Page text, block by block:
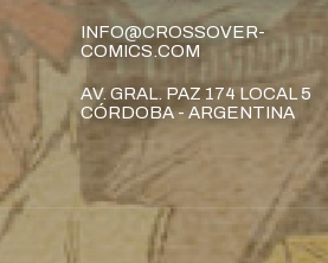
INFO@CROSSOVER-
COMICS.COM
AV. GRAL. PAZ 174 LOCAL 5
CÓRDOBA - ARGENTINA